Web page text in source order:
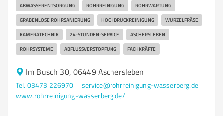
ABWASSERENTSORGUNG ROHRREINIGUNG ROHRWARTUNG
GRABENLOSE ROHRSANIERUNG HOCHDRUCKREINIGUNG WURZELFRÄSE
KAMERATECHNIK 24-STUNDEN-SERVICE ASCHERSLEBEN
ROHRSYSTEME ABFLUSSVERSTOPFUNG FACHKRÄFTE
Im Busch 30, 06449 Aschersleben
Tel. 03473 226970
service@rohrreinigung-wasserberg.de
www.rohrreinigung-wasserberg.de/